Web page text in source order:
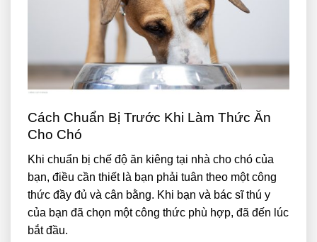
Cách Chuẩn Bị Trước Khi Làm Thức Ăn
Cho Chó
Khi chuẩn bị chế độ ăn kiêng tại nhà cho chó của
bạn, điều cần thiết là bạn phải tuân theo một công
thức đầy đủ và cân bằng. Khi bạn và bác sĩ thú y
của bạn đã chọn một công thức phù hợp, đã đến lúc
bắt đầu.